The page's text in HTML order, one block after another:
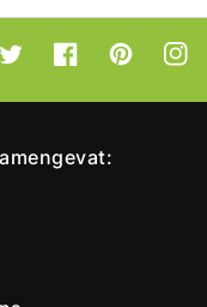
TwitterFacebookPinterest